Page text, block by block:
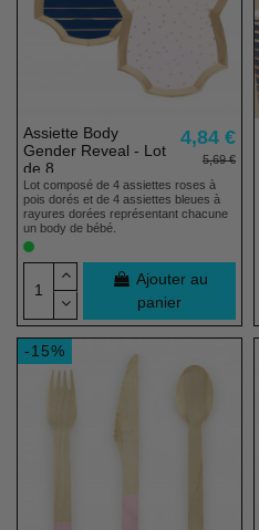
Assiette Body
Gender Reveal - Lot
de 8
4,84 €
5,69 €
Lot composé de 4 assiettes roses à
pois dorés et de 4 assiettes bleues à
rayures dorées représentant chacune
un body de bébé.
Ajouter au
panier
-15%